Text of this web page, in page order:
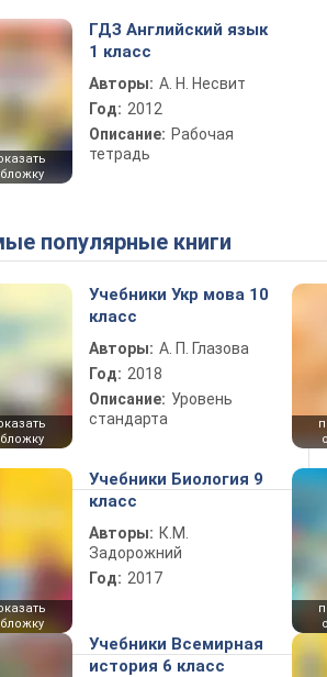
ГДЗ Английский язык
1 класс
Авторы: А. Н. Несвит
Год: 2012
Описание: Рабочая
тетрадь
популярные книги
Учебники Укр мова 10
класс
Авторы: А. П. Глазова
Год: 2018
Описание: Уровень
стандарта
Учебники Биология 9
класс
Авторы: К.М.
Задорожний
Год: 2017
Учебники Всемирная
история 6 класс